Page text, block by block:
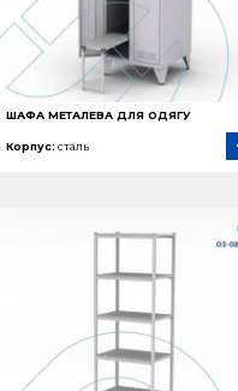
ШАФА МЕТАЛЕВА ДЛЯ ОДЯГУ
Корпус: сталь